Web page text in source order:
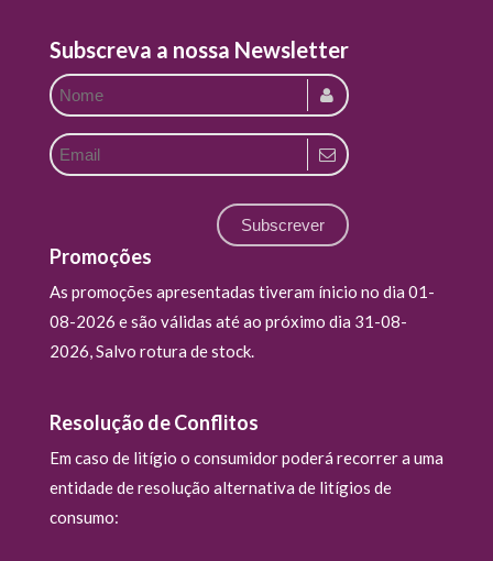
Subscreva a nossa Newsletter
Subscrever
Promoções
As promoções apresentadas tiveram ínicio no dia 01-
08-2026 e são válidas até ao próximo dia 31-08-
2026, Salvo rotura de stock.
Resolução de Conflitos
Em caso de litígio o consumidor poderá recorrer a uma
entidade de resolução alternativa de litígios de
consumo: